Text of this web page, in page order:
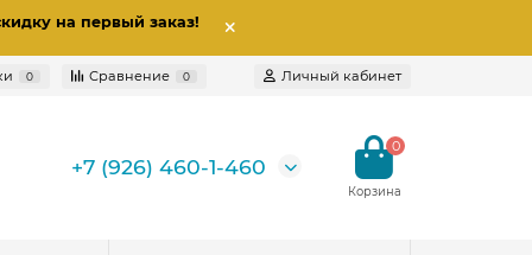
на первый заказ!
0 Сравнение 0 Личный кабинет
+7 (926) 460-1-460
0